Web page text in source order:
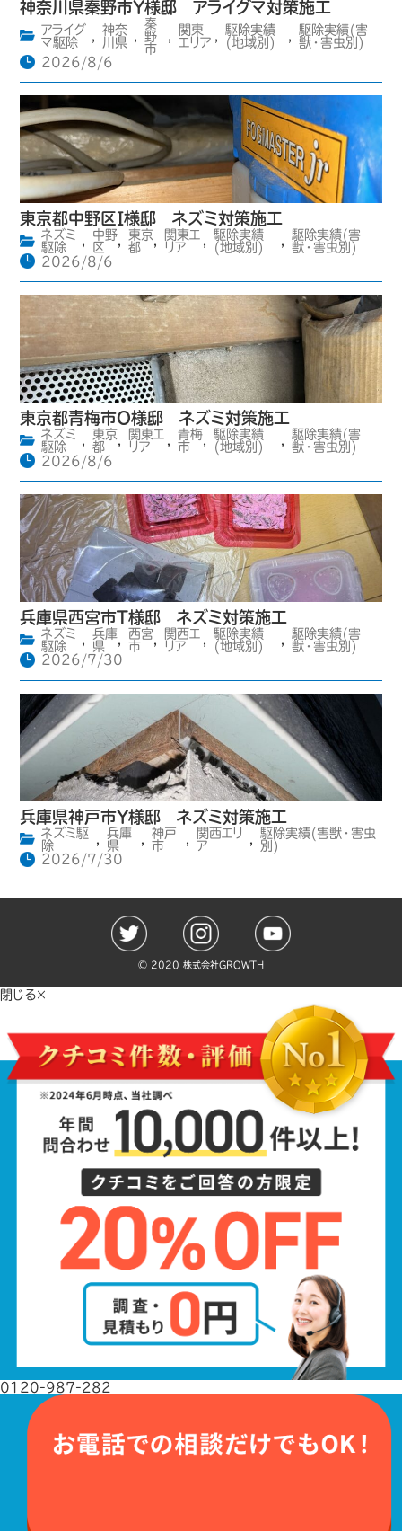
神奈川県秦野市Y様邸 アライグマ対策施工
アライグ
マ駆除
神奈
川県
秦
野
市
関東
エリア
駆除実績
(地域別)
駆除実績(害
獣・害虫別)
2026/8/6
東京都中野区I様邸 ネズミ対策施工
ネズミ
駆除
,
中野
区
,
東京
都
,
関東エ
リア
,
駆除実績
(地域別)
,
駆除実績(害
獣・害虫別)
2026/8/6
東京都青梅市O様邸 ネズミ対策施工
ネズミ
駆除
,
東京
都
,
関東エ
リア
,
青梅
市
,
駆除実績
(地域別)
,
駆除実績(害
獣・害虫別)
2026/8/6
兵庫県西宮市T様邸 ネズミ対策施工
ネズミ
駆除
,
兵庫
県
,
西宮
市
,
関西エ
リア
,
駆除実績
(地域別)
,
駆除実績(害
獣・害虫別)
2026/7/30
兵庫県神戸市Y様邸 ネズミ対策施工
ネズミ駆
除
兵庫
県
神戸
市
関西エリ
ア
駆除実績(害獣・害虫
別)
2026/7/30
©️ 2020 株式会社GROWTH
閉じる×
0120-987-282